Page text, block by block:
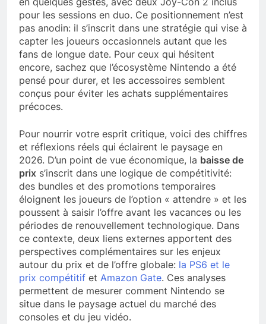
pour les sessions en duo. Ce positionnement n’est
pas anodin: il s’inscrit dans une stratégie qui vise à
capter les joueurs occasionnels autant que les
fans de longue date. Pour ceux qui hésitent
encore, sachez que l’écosystème Nintendo a été
pensé pour durer, et les accessoires semblent
conçus pour éviter les achats supplémentaires
précoces.
Pour nourrir votre esprit critique, voici des chiffres
et réflexions réels qui éclairent le paysage en
2026. D’un point de vue économique, la baisse de
prix s’inscrit dans une logique de compétitivité:
des bundles et des promotions temporaires
éloignent les joueurs de l’option « attendre » et les
poussent à saisir l’offre avant les vacances ou les
périodes de renouvellement technologique. Dans
ce contexte, deux liens externes apportent des
perspectives complémentaires sur les enjeux
autour du prix et de l’offre globale: la PS6 et le
prix compétitif et Amazon Gate. Ces analyses
permettent de mesurer comment Nintendo se
situe dans le paysage actuel du marché des
consoles et du jeu vidéo.